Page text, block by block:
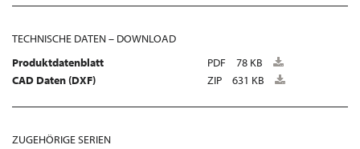
TECHNISCHE DATEN – DOWNLOAD
Produktdatenblatt
PDF
78 KB
CAD Daten (DXF)
ZIP 631 KB
ZUGEHÖRIGE SERIEN